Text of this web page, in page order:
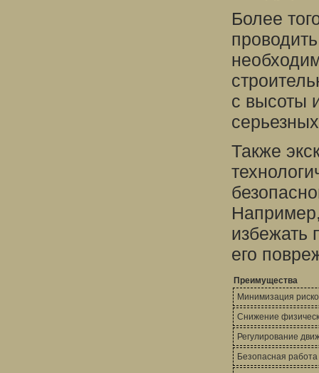
Более
с высоты
Также
избежать
его
Преимущества
Минимизация
Снижение
Регулирование
Безопасная